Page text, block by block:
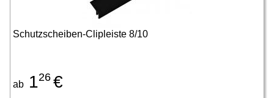
Schutzscheiben-Clipleiste 8/10
ab 126 €